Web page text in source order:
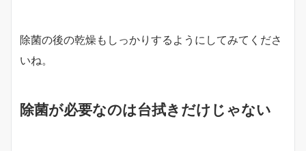
除菌の後の乾燥もしっかりするようにしてみてくださ
いね。
除菌が必要なのは台拭きだけじゃない